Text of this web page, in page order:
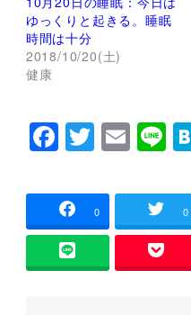
新
し
い
ウ
ィ
ン
ド
き
ま
す
ッ
ク
し
て
く
だ
し
い
ウ
ウ
で
開
き
ま
)
ゆっくりと起きる。睡眠
時間は十分
2018/10/20(土)
健康
F
a
c
e
b
o
T
wi
tt
er
E
m
ai
l
Li
n
e
0 0